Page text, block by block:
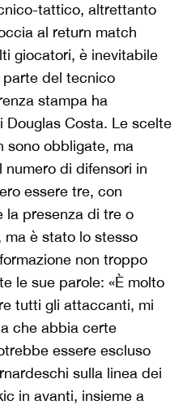
tattico, altrettanto
al return match
giocatori, è inevitabile
del tecnico
stampa ha
Costa. Le scelte
sono obbligate, ma
di difensori in
essere tre, con
la presenza di tre o
è stato lo stesso
non troppo
le sue parole: «È molto
tutti gli attaccanti, mi
che abbia certe
essere escluso
sulla linea dei
in avanti, insieme a